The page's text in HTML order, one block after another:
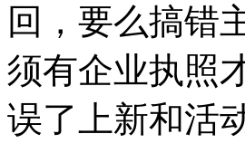
回，要么搞错
须有企业执照
误了上新和活